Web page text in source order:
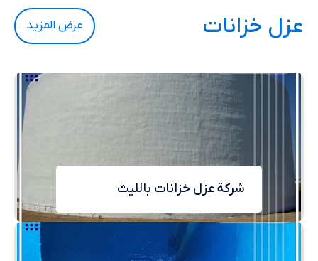
عزل خزانات عرض المزيد
شركة عزل خزانات بالليث